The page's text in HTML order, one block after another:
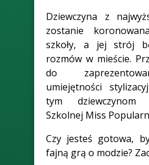
Dziewczyna z
zostanie
szkoły, a jej strój
rozmów w mieście.
do
umiejętności
tym dziewczynom
Szkolnej Miss
Czy jesteś gotowa,
fajną grą o modzie?